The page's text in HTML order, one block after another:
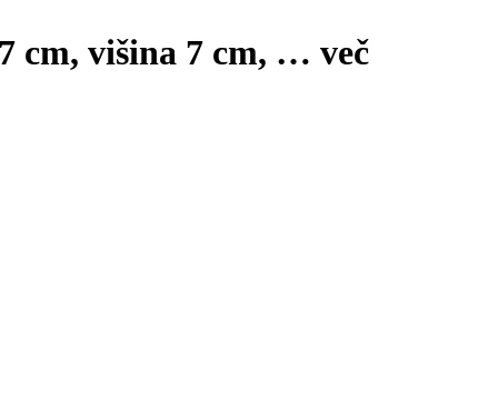
cm, višina 7 cm, … več